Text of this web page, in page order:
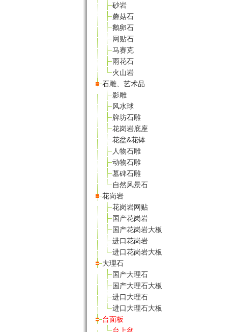
砂岩
蘑菇石
鹅卵石
网贴石
马赛克
雨花石
火山岩
石雕、艺术品
影雕
风水球
牌坊石雕
花岗岩底座
花盆&花钵
人物石雕
动物石雕
墓碑石雕
自然风景石
花岗岩
花岗岩网贴
国产花岗岩
国产花岗岩大板
进口花岗岩
进口花岗岩大板
大理石
国产大理石
国产大理石大板
进口大理石
进口大理石大板
台面板